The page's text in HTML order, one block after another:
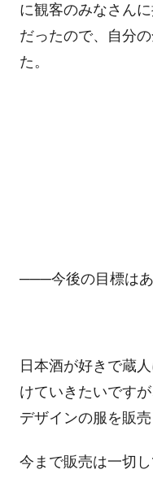
に観客のみなさん
だったので、自分
た。
───今後の目標はあ
日本酒が好きで蔵
けていきたいです
デザインの服を販
今まで販売は一切